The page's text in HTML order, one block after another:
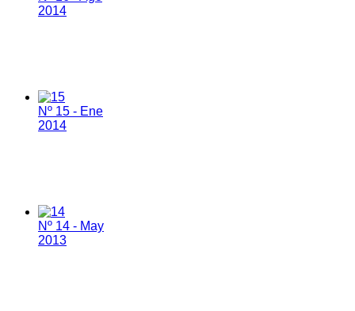
2014
Nº 15 - Ene
2014
Nº 14 - May
2013